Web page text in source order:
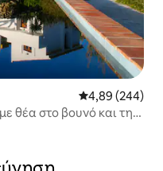
Μέση
4,89 (244)
θέα στο βουνό και τη